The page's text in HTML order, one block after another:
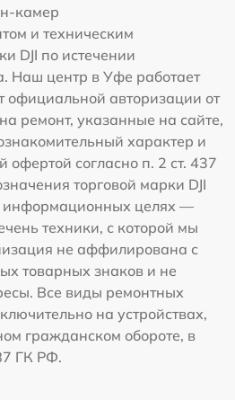
камер
и техническим
DJI по истечении
Наш центр в Уфе работает
официальной авторизации от
ремонт, указанные на сайте,
характер и
офертой согласно п. 2 ст. 437
торговой марки DJI
информационных целях —
техники, с которой мы
не аффилирована с
товарных знаков и не
Все виды ремонтных
на устройствах,
гражданском обороте, в
ГК РФ.